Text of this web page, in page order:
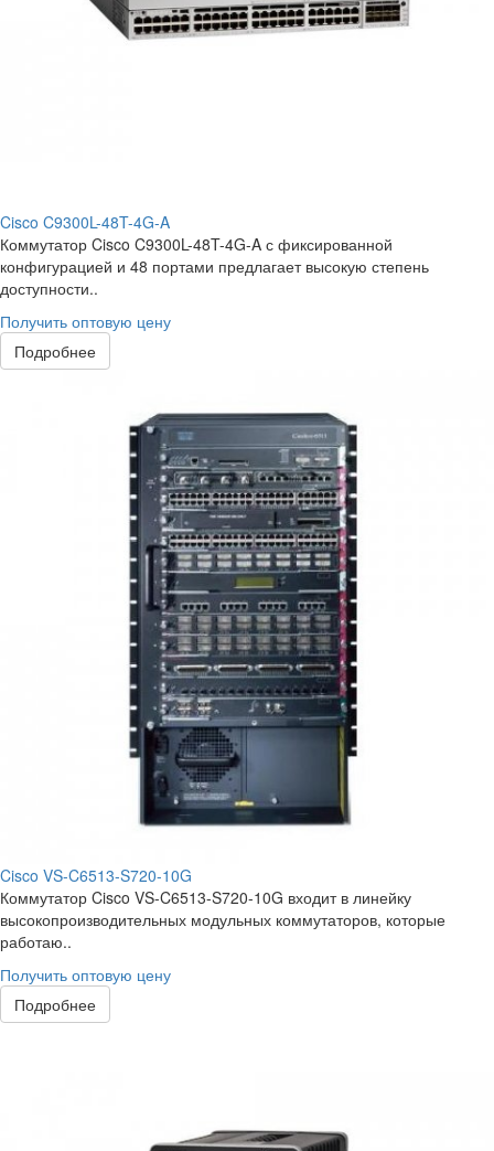
Cisco C9300L-48T-4G-A
Коммутатор Cisco C9300L-48T-4G-A с фиксированной
конфигурацией и 48 портами предлагает высокую степень
доступности..
Получить оптовую цену
Подробнее
Cisco VS-C6513-S720-10G
Коммутатор Cisco VS-C6513-S720-10G входит в линейку
высокопроизводительных модульных коммутаторов, которые
работаю..
Получить оптовую цену
Подробнее